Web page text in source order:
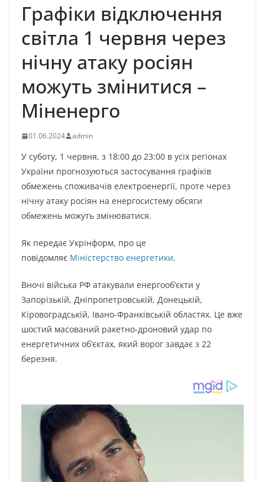
Графіки відключення
світла 1 червня через
нічну атаку росіян
можуть змінитися –
Міненерго
01.06.2024 admin
У суботу, 1 червня, з 18:00 до 23:00 в усіх регіонах
України прогнозуються застосування графіків
обмежень споживачів електроенергії, проте через
нічну атаку росіян на енергосистему обсяги
обмежень можуть змінюватися.
Як передає Укрінформ, про це
повідомляє Міністерство енергетики.
Вночі війська РФ атакували енергооб’єкти у
Запорізькій, Дніпропетровській, Донецькій,
Кіровоградській, Івано-Франківській областях. Це вже
шостий масований ракетно-дроновий удар по
енергетичних об’єктах, який ворог завдає з 22
березня.